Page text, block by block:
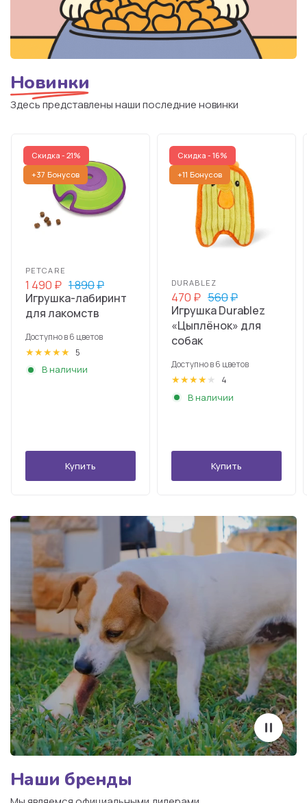
Новинки
Здесь представлены наши последние новинки
Скидка - 21%
+37 Бонусов
PETCARE
1 490 ₽ 1 890₽
Игрушка-лабиринт
для лакомств
белый
черный
серебристый
золотой
красный
синий
Доступно в 6 цветов
5
В наличии
Купить
Скидка - 16%
+11 Бонусов
DURABLEZ
470 ₽ 560₽
Игрушка Durablez
«Цыплёнок» для
собак
белый
черный
серебристый
золотой
красный
синий
Доступно в 6 цветов
4
В наличии
Купить
Потому что домашние
животные сделали жизнь
лучше
Наши бренды